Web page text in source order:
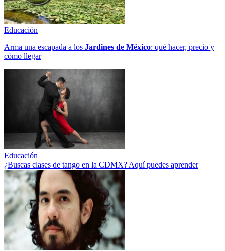
Educación
Arma una escapada a los Jardines de México: qué hacer, precio y
cómo llegar
Educación
¿Buscas clases de tango en la CDMX? Aquí puedes aprender